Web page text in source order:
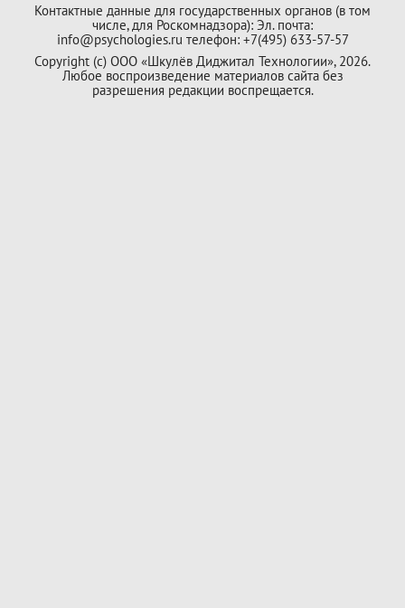
Контактные данные для государственных органов (в том
числе, для Роскомнадзора): Эл. почта:
info@psychologies.ru телефон: +7(495) 633-57-57
Copyright (с) ООО «Шкулёв Диджитал Технологии», 2026.
Любое воспроизведение материалов сайта без
разрешения редакции воспрещается.